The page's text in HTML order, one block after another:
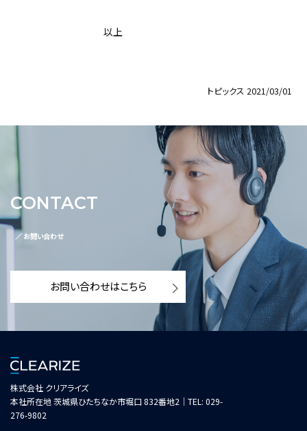
以上
トピックス 2021/03/01
CONTACT
／ お問い合わせ
お問い合わせはこちら
株式会社 クリアライズ
本社所在地 茨城県ひたちなか市堀口 832番地2｜TEL: 029-
276-9802